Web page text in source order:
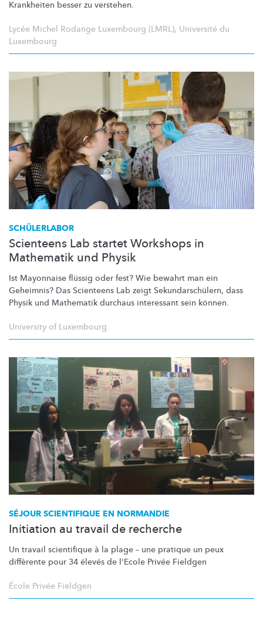
Krankheiten besser zu verstehen.
Lycée Michel Rodange Luxembourg (LMRL), Université du
Luxembourg
SCHÜLERLABOR
Scienteens Lab startet Workshops in
Mathematik und Physik
Ist Mayonnaise flüssig oder fest? Wie bewahrt man ein
Geheimnis? Das Scienteens Lab zeigt Sekundarschülern, dass
Physik und Mathematik durchaus interessant sein können.
University of Luxembourg
SÉJOUR SCIENTIFIQUE EN NORMANDIE
Initiation au travail de recherche
Un travail scientifique à la plage – une pratique un peux
diffèrente pour 34 élevés de l'Ecole Privée Fieldgen
École Privée Fieldgen